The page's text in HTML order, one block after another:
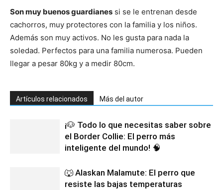
Son muy buenos guardianes si se le entrenan desde
cachorros, muy protectores con la familia y los niños.
Además son muy activos. No les gusta para nada la
soledad. Perfectos para una familia numerosa. Pueden
llegar a pesar 80kg y a medir 80cm.
Artículos relacionados Más del autor
¡🐶 Todo lo que necesitas saber sobre
el Border Collie: El perro más
inteligente del mundo! 🧠
🐺 Alaskan Malamute: El perro que
resiste las bajas temperaturas